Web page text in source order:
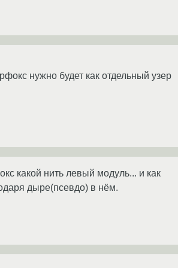
нужно будет как отдельный узер
какой нить левый модуль... и как
дыре(псевдо) в нём.